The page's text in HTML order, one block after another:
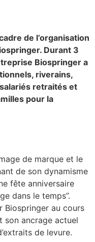
de l’organisation
Durant 3
Biospringer a
riverains,
retraités et
pour la
de marque et le
de son dynamisme
fête anniversaire
dans le temps”.
Biospringer au cours
son ancrage actuel
de levure.